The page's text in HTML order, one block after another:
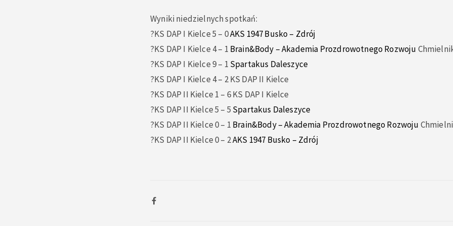
Wyniki niedzielnych spotkań:
?KS DAP I Kielce 5 – 0AKS 1947 Busko – Zdrój
?KS DAP I Kielce 4 – 1 Brain&Body – Akademia Prozdrowotnego Rozwoju
?KS DAP I Kielce 9 – 1 Spartakus Daleszyce
?KS DAP I Kielce 4 – 2 KS DAP II Kielce
?KS DAP II Kielce 1 – 6 KS DAP I Kielce
?KS DAP II Kielce 5 – 5 Spartakus Daleszyce
?KS DAP II Kielce 0 – 1 Brain&Body – Akademia Prozdrowotnego Rozwoju
?KS DAP II Kielce 0 – 2AKS 1947 Busko – Zdrój